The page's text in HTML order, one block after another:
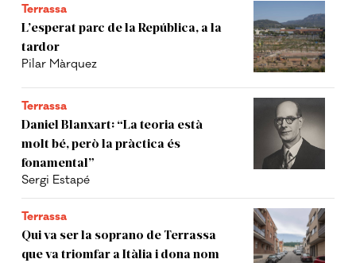
Terrassa
L’esperat parc de la República, a la
tardor
Pilar Màrquez
Terrassa
Daniel Blanxart: “La teoria està
molt bé, però la pràctica és
fonamental”
Sergi Estapé
Terrassa
Qui va ser la soprano de Terrassa
que va triomfar a Itàlia i dona nom